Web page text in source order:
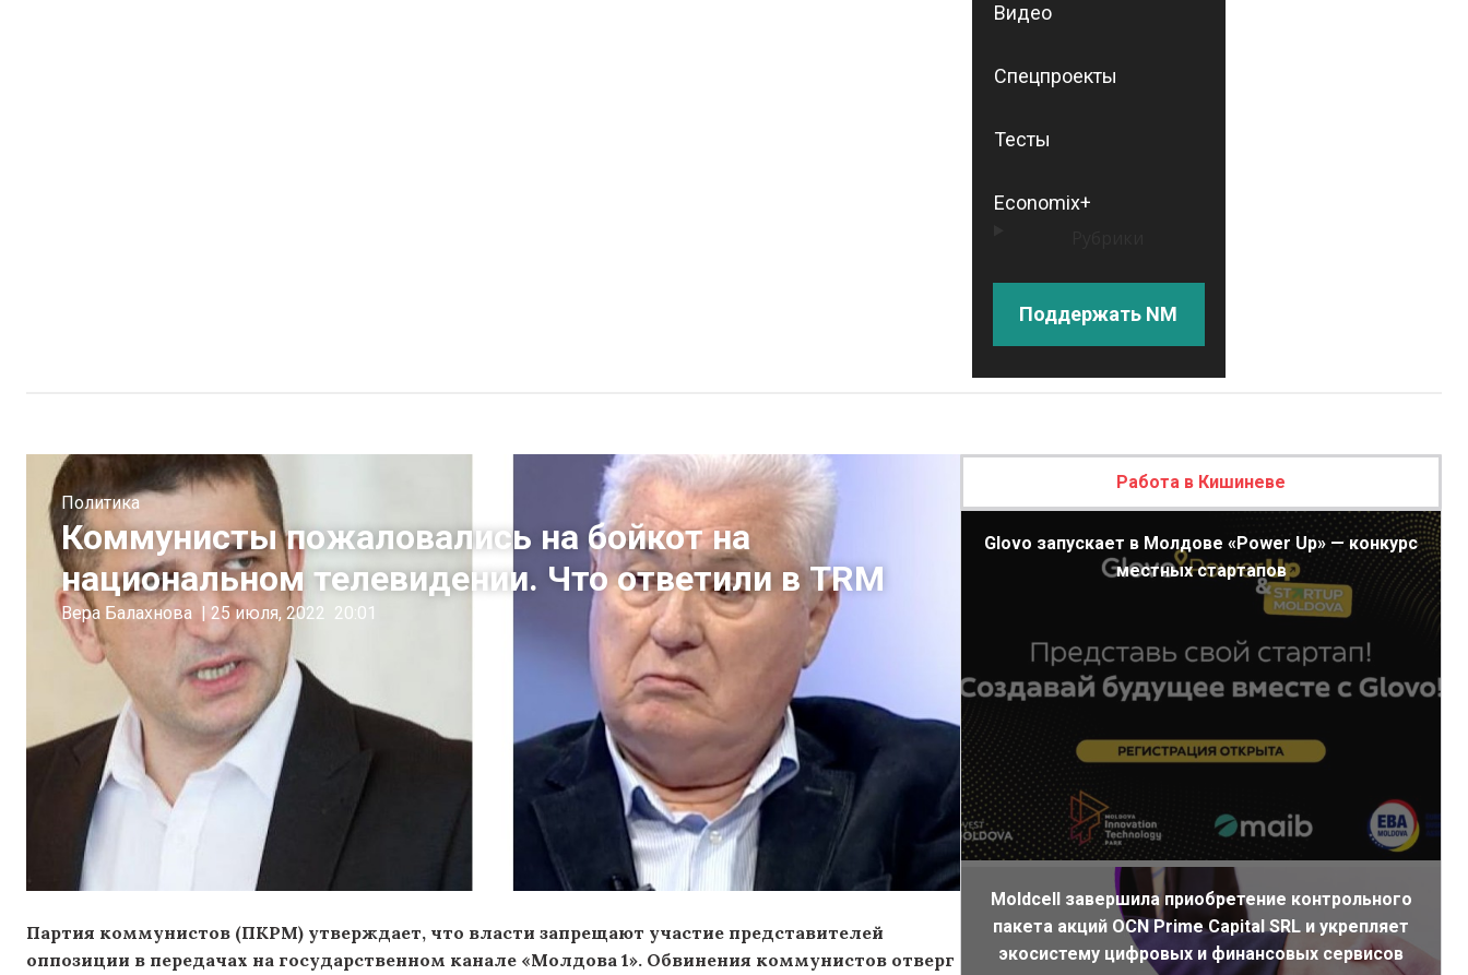
Видео
Спецпроекты
Тесты
Economix+
Поддержать NM
Политика
Коммунисты пожаловались на бойкот на
национальном телевидении. Что ответили в TRM
Вера Балахнова | 25 июля, 2022 20:01
Партия коммунистов (ПКРМ) утверждает, что власти запрещают участие представителей
оппозиции в передачах на государственном канале «Молдова 1». Обвинения коммунистов отверг
Работа в Кишиневе
Glovo запускает в Молдове «Power Up» — конкурс
местных стартапов
Moldcell завершила приобретение контрольного
пакета акций OCN Prime Capital SRL и укрепляет
экосистему цифровых и финансовых сервисов